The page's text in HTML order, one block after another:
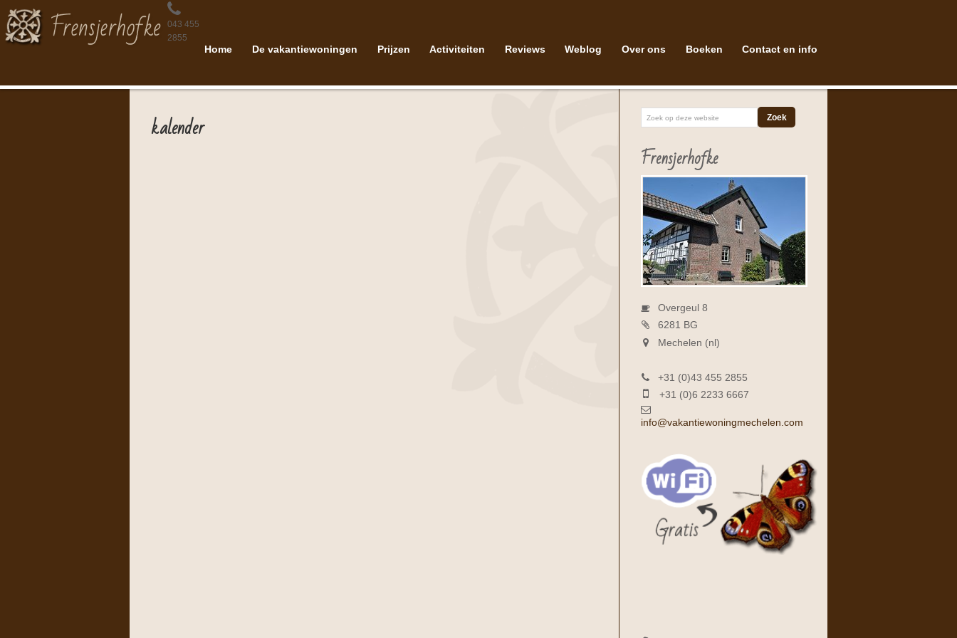
043 455
2855
Home De vakantiewoningen Prijzen Activiteiten Reviews Weblog Over ons Boeken Contact en info
kalender
Frensjerhofke
Overgeul 8
6281 BG
Mechelen (nl)
+31 (0)43 455 2855
+31 (0)6 2233 6667
info@vakantiewoningmechelen.com